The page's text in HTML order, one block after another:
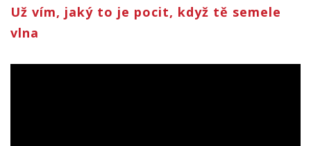
Už vím, jaký to je pocit, když tě semele
vlna